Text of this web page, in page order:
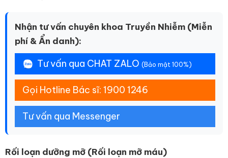
Nhận tư vấn chuyên khoa Truyền Nhiễm (Miễn
phí & Ẩn danh):
Tư vấn qua CHAT ZALO (Bảo mật 100%)
Gọi Hotline Bác sĩ: 1900 1246
Tư vấn qua Messenger
Rối loạn dưỡng mỡ (Rối loạn mỡ máu)